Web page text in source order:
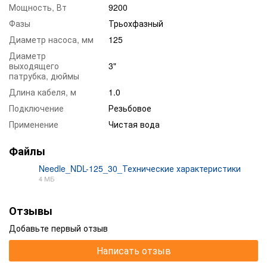
Мощность, Вт
9200
Фазы
Трьохфазный
Диаметр насоса, мм
125
Диаметр
выходящего
патрубка, дюймы
3"
Длина кабеля, м
1.0
Подключение
Резьбовое
Применение
Чистая вода
Файлы
Needle_NDL-125_30_Технические характеристики
4 МБ
Отзывы
Добавьте первый отзыв
Написать отзыв